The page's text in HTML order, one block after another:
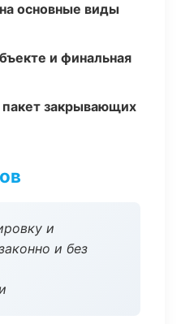
основные виды
и финальная
закрывающих
и
и без